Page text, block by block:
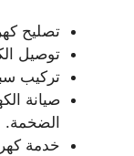
تصليح
توصيل
تركيب
صيانة
الضخمة.
خدمة